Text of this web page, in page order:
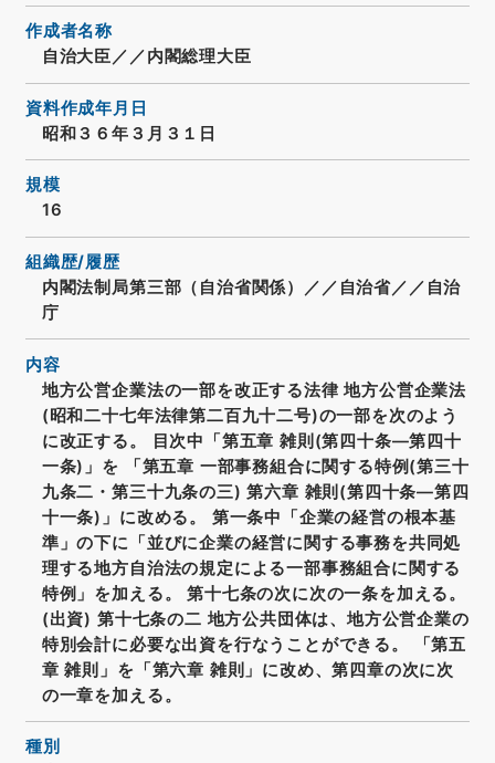
作成者名称
自治大臣／／内閣総理大臣
資料作成年月日
昭和３６年３月３１日
規模
16
組織歴/履歴
内閣法制局第三部（自治省関係）／／自治省／／自治
庁
内容
地方公営企業法の一部を改正する法律 地方公営企業法
(昭和二十七年法律第二百九十二号)の一部を次のよう
に改正する。 目次中「第五章 雑則(第四十条―第四十
一条)」を 「第五章 一部事務組合に関する特例(第三十
九条二・第三十九条の三) 第六章 雑則(第四十条―第四
十一条)」に改める。 第一条中「企業の経営の根本基
準」の下に「並びに企業の経営に関する事務を共同処
理する地方自治法の規定による一部事務組合に関する
特例」を加える。 第十七条の次に次の一条を加える。
(出資) 第十七条の二 地方公共団体は、地方公営企業の
特別会計に必要な出資を行なうことができる。 「第五
章 雑則」を「第六章 雑則」に改め、第四章の次に次
の一章を加える。
種別